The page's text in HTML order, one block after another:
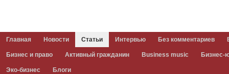
Главная Новости Статьи Интервью Без комментариев
Бизнес и право Активный гражданин Business music Бизнес-
Эко-бизнес Блоги